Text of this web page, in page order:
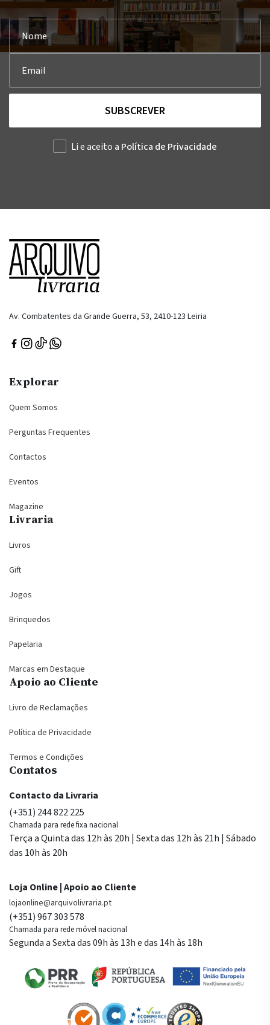
SUBSCREVER
Li e aceito a Política de Privacidade
Av. Combatentes da Grande Guerra, 53, 2410-123 Leiria
Explorar
Quem Somos
Perguntas Frequentes
Contactos
Eventos
Magazine
Livraria
Livros
Gift
Jogos
Brinquedos
Papelaria
Marcas em Destaque
Apoio ao Cliente
Livro de Reclamações
Política de Privacidade
Termos e Condições
Contatos
Contacto da Livraria
(+351) 244 822 225
Chamada para rede fixa nacional
Terça a Quinta das 12h às 20h | Sexta das 12h às 21h | Sábado
das 10h às 20h
Loja Online | Apoio ao Cliente
lojaonline@arquivolivraria.pt
(+351) 967 303 578
Chamada para rede móvel nacional
Segunda a Sexta das 09h às 13h e das 14h às 18h